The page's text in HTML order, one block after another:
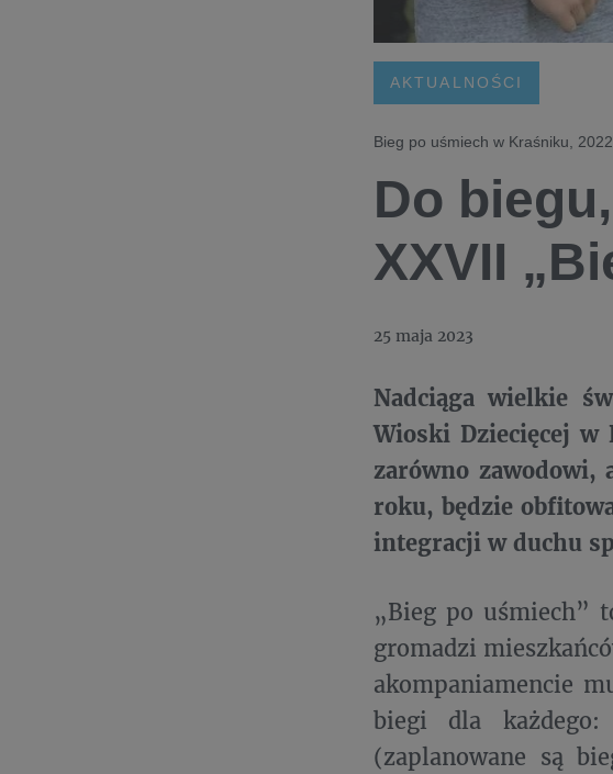
AKTUALNOŚCI
Bieg po uśmiech w Kraśniku, 2022
Do
XXVII
25 maja 2023
Nadciąga wielkie
Wioski Dziecięcej
zarówno zawodowi,
roku, będzie
integracji w duchu
„Bieg po uśmiech”
gromadzi
akompaniamencie
biegi dla
(zaplanowane są